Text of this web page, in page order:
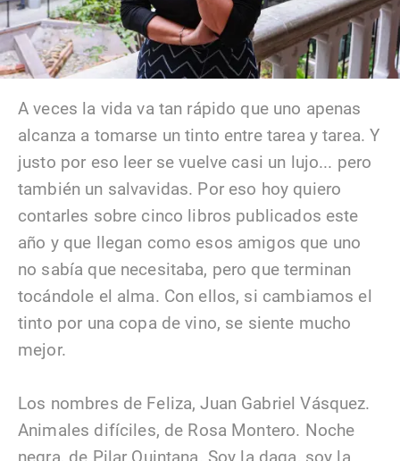
A veces la vida va tan rápido que uno apenas
alcanza a tomarse un tinto entre tarea y tarea. Y
justo por eso leer se vuelve casi un lujo... pero
también un salvavidas. Por eso hoy quiero
contarles sobre cinco libros publicados este
año y que llegan como esos amigos que uno
no sabía que necesitaba, pero que terminan
tocándole el alma. Con ellos, si cambiamos el
tinto por una copa de vino, se siente mucho
mejor.
Los nombres de Feliza, Juan Gabriel Vásquez.
Animales difíciles, de Rosa Montero. Noche